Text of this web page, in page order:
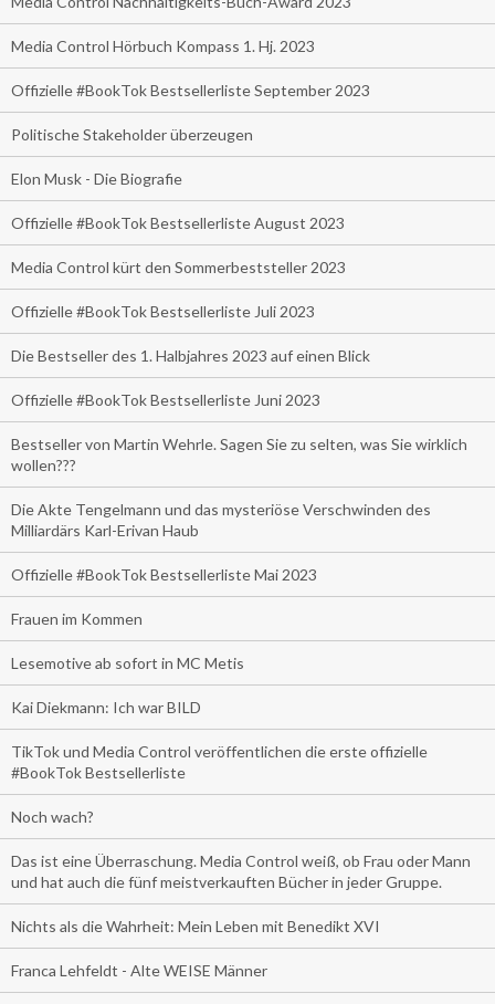
Media Control Hörbuch Kompass 1. Hj. 2023
Offizielle #BookTok Bestsellerliste September 2023
Politische Stakeholder überzeugen
Elon Musk - Die Biografie
Offizielle #BookTok Bestsellerliste August 2023
Media Control kürt den Sommerbeststeller 2023
Offizielle #BookTok Bestsellerliste Juli 2023
Die Bestseller des 1. Halbjahres 2023 auf einen Blick
Offizielle #BookTok Bestsellerliste Juni 2023
Bestseller von Martin Wehrle. Sagen Sie zu selten, was Sie wirklich
wollen???
Die Akte Tengelmann und das mysteriöse Verschwinden des
Milliardärs Karl-Erivan Haub
Offizielle #BookTok Bestsellerliste Mai 2023
Frauen im Kommen
Lesemotive ab sofort in MC Metis
Kai Diekmann: Ich war BILD
TikTok und Media Control veröffentlichen die erste offizielle
#BookTok Bestsellerliste
Noch wach?
Das ist eine Überraschung. Media Control weiß, ob Frau oder Mann
und hat auch die fünf meistverkauften Bücher in jeder Gruppe.
Nichts als die Wahrheit: Mein Leben mit Benedikt XVI
Franca Lehfeldt - Alte WEISE Männer